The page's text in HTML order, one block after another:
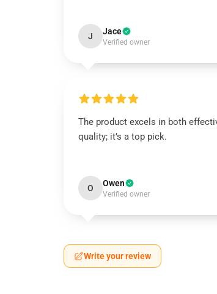
J Jace
Verified owner
The product excels in both
quality; it’s a top pick.
O Owen
Verified owner
Write your review